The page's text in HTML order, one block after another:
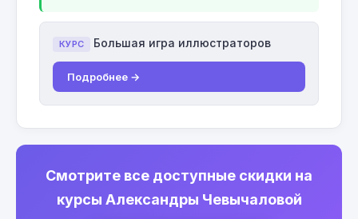
КУРС Большая игра иллюстраторов
Подробнее →
Смотрите все доступные скидки на
курсы Александры Чевычаловой